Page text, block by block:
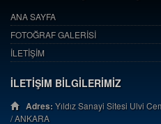
ANA SAYFA
FOTOĞRAF GALERİSİ
İLETİŞİM
İLETİŞİM BİLGİLERİMİZ
Adres:Yıldız Sanayi Sitesi Ulvi
/ ANKARA